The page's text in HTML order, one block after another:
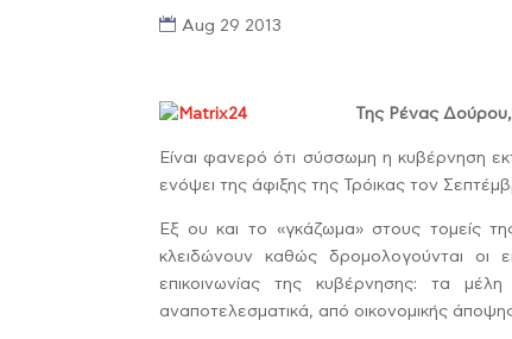
Aug 29 2013
Της Ρένας
Είναι φανερό ότι σύσσωμη η κυβέρνηση
ενόψει της άφιξης της Τρόικας τον
Εξ ου και το «γκάζωμα» στους τομείς
κλειδώνουν καθώς δρομολογούνται οι
επικοινωνίας της κυβέρνησης: τα
αναποτελεσματικά, από οικονομικής